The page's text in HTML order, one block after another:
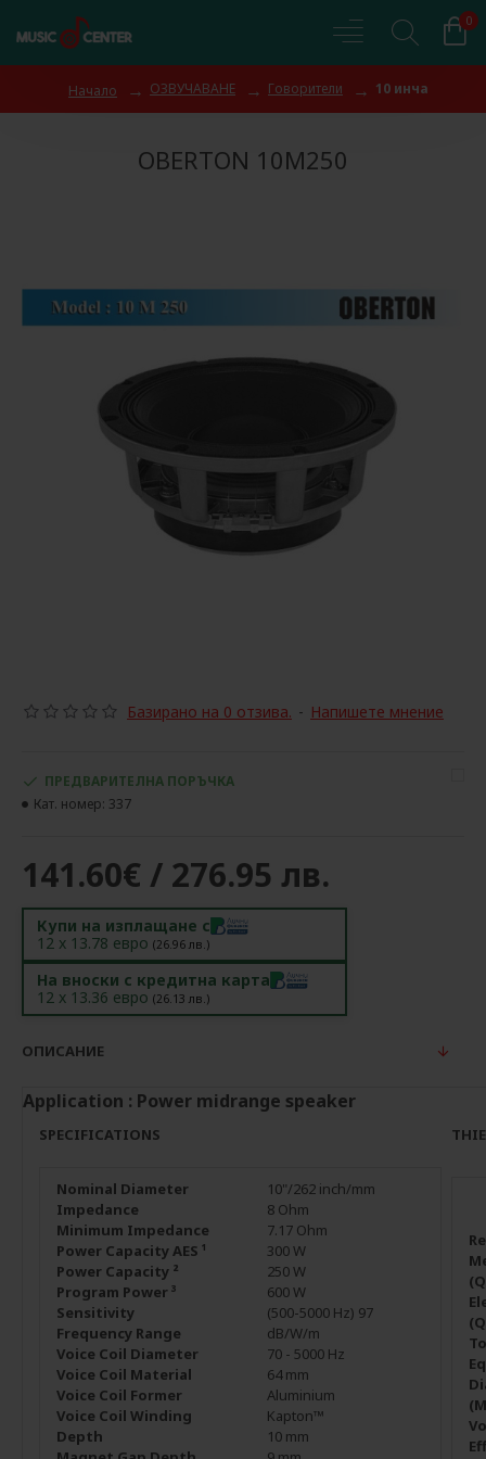
0
Начало ОЗВУЧАВАНЕ Говорители 10 инча
OBERTON 10M250
Базирано на 0 отзива. - Напишете мнение
141.60€ / 276.95 лв.
ПРЕДВАРИТЕЛНА ПОРЪЧКА
Кат. номер: 337
Купи на изплащане с
12 x 13.78 евро (26.96 лв.)
На вноски с кредитна карта
12 x 13.36 евро (26.13 лв.)
ОПИСАНИЕ
Application : Power midrange speaker
SPECIFICATIONS
Nominal Diameter
Impedance
Minimum Impedance
Power Capacity AES ¹
Power Capacity ²
Program Power ³
Sensitivity
Frequency Range
Voice Coil Diameter
Voice Coil Material
Voice Coil Former
Voice Coil Winding
Depth
10"/262 inch/mm
8 Ohm
7.17 Ohm
300 W
250 W
600 W
(500-5000 Hz) 97
dB/W/m
70 - 5000 Hz
64 mm
Aluminium
Kapton™
10 mm